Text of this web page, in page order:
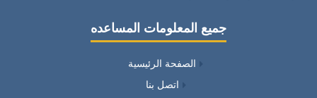
جميع المعلومات المساعده
الصفحة الرئيسية
اتصل بنا